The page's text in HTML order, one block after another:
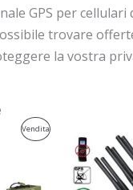
GPS per cellulari
trovare
la vostra
VenditaProdotto
Vendita
prezzo
era: